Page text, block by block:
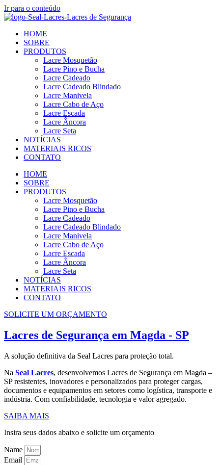
Ir para o conteúdo
HOME
SOBRE
PRODUTOS
Lacre Mosquetão
Lacre Pino e Bucha
Lacre Cadeado
Lacre Cadeado Blindado
Lacre Manivela
Lacre Cabo de Aço
Lacre Escada
Lacre Âncora
Lacre Seta
NOTÍCIAS
MATERIAIS RICOS
CONTATO
HOME
SOBRE
PRODUTOS
Lacre Mosquetão
Lacre Pino e Bucha
Lacre Cadeado
Lacre Cadeado Blindado
Lacre Manivela
Lacre Cabo de Aço
Lacre Escada
Lacre Âncora
Lacre Seta
NOTÍCIAS
MATERIAIS RICOS
CONTATO
SOLICITE UM ORÇAMENTO
Lacres de Segurança em Magda - SP
A solução definitiva da Seal Lacres para proteção total.
Na Seal Lacres, desenvolvemos Lacres de Segurança em Magda –
SP resistentes, inovadores e personalizados para proteger cargas,
documentos e equipamentos em setores como logística, transporte e
indústria. Com confiabilidade, tecnologia e valor agregado.
SAIBA MAIS
Insira seus dados abaixo e solicite um orçamento
Name
Email